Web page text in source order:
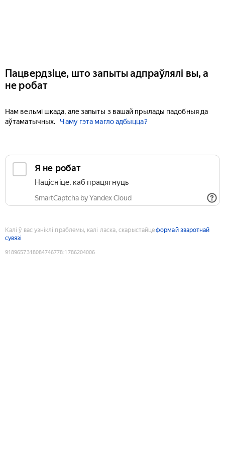
Пацвердзіце, што запыты адпраўлялі вы, а
не робат
Нам вельмі шкада, але запыты з вашай прылады падобныя да
аўтаматычных.
Чаму гэта магло адбыцца?
Я не робат
Націсніце, каб працягнуць
SmartCaptcha by Yandex Cloud
Калі ў вас узніклі праблемы, калі ласка, скарыстайцеформай зваротнай
сувязі
9189657318084746778:1786204006